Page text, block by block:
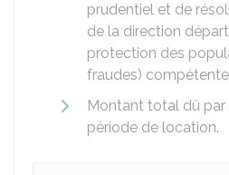
prudentiel et de
de la direction
protection des
fraudes)
Montant total dû par
période de location.